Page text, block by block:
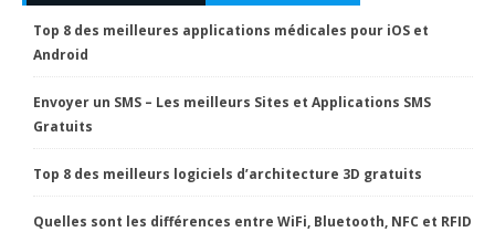
Top 8 des meilleures applications médicales pour iOS et
Android
Envoyer un SMS – Les meilleurs Sites et Applications SMS
Gratuits
Top 8 des meilleurs logiciels d’architecture 3D gratuits
Quelles sont les différences entre WiFi, Bluetooth, NFC et RFID